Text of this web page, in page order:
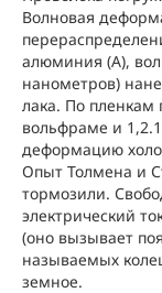
Волновая
алюминия (А),
нанометров)
лака. По пленкам
вольфраме и
деформацию
Опыт Толмена и
тормозили.
электрический
(оно вызывает
называемых
земное.